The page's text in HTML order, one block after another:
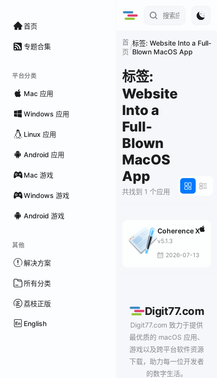
首页
专题合集
平台分类
Mac 应用
Windows 应用
Linux 应用
Android 应用
Mac 游戏
Windows 游戏
Android 游戏
其他
解决方案
所有分类
荔枝正版
English
首
页
/标签: Website Into a Full-
Blown MacOS App
标签:
Website
Into a
Full-
Blown
MacOS
App
共找到 1 个应用
Coherence X
v5.1.3
2026-07-13
Digit77.com
Digit77.com 致力于提供
最优质的 macOS 应用、
游戏以及跨平台软件资源
下载，助力每一位开发者
的数字生活。